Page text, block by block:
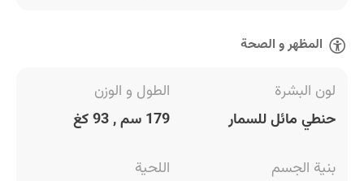
المظهر و الصحة
لون البشرة
حنطي مائل للسمار
الطول و الوزن
179 سم , 93 كغ
بنية الجسم
اللحية